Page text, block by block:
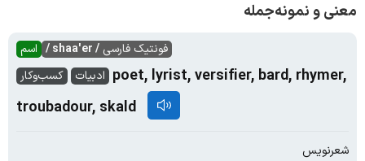
معنی و نمونه‌جمله
اسم فونتیک فارسی / shaa'er /
ادبیات
کسب‌وکار
poet, lyrist, versifier, bard, rhymer,
troubadour, skald
شعرنویس